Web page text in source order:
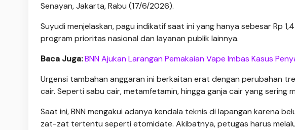
Senayan, Jakarta, Rabu (17/6/2026).
Suyudi menjelaskan, pagu indikatif saat ini yang hanya sebesar Rp
program prioritas nasional dan layanan publik lainnya.
Baca Juga:BNN Ajukan Larangan Pemakaian Vape Imbas Kasus
Urgensi tambahan anggaran ini berkaitan erat dengan perubahan
cair. Seperti sabu cair, metamfetamin, hingga ganja cair yang sering
Saat ini, BNN mengakui adanya kendala teknis di lapangan karena
zat-zat tertentu seperti etomidate. Akibatnya, petugas harus